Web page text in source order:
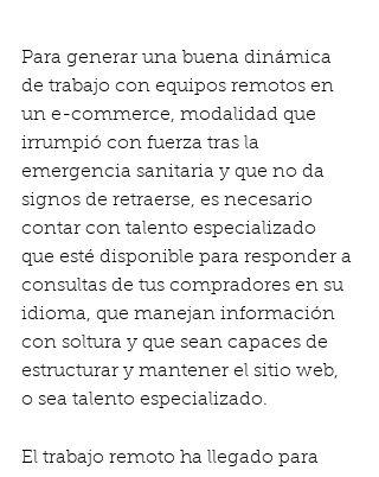
Para generar una buena dinámica
de trabajo con equipos remotos en
un e-commerce, modalidad que
irrumpió con fuerza tras la
emergencia sanitaria y que no da
signos de retraerse, es necesario
contar con talento especializado
que esté disponible para responder a
consultas de tus compradores en su
idioma, que manejan información
con soltura y que sean capaces de
estructurar y mantener el sitio web,
o sea talento especializado.
El trabajo remoto ha llegado para